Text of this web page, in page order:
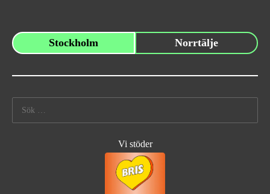
Stockholm Norrtälje
Vi stöder